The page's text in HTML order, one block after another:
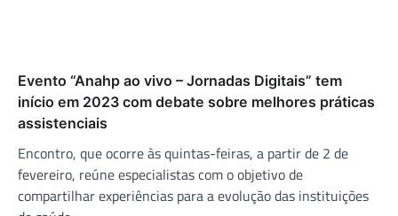
Evento “Anahp ao vivo – Jornadas Digitais” tem
início em 2023 com debate sobre melhores práticas
assistenciais
Encontro, que ocorre às quintas-feiras, a partir de 2 de
fevereiro, reúne especialistas com o objetivo de
compartilhar experiências para a evolução das instituições